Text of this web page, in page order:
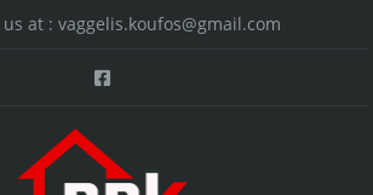
at : vaggelis.koufos@gmail.com